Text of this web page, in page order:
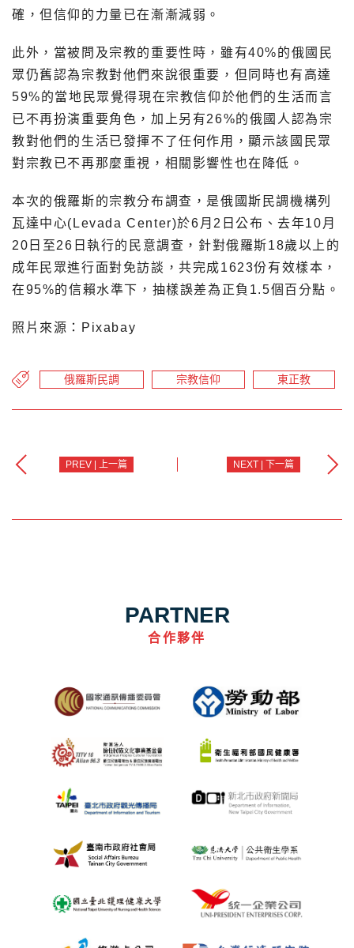
確，但信仰的力量已在漸漸減弱。
此外，當被問及宗教的重要性時，雖有40%的俄國民
眾仍舊認為宗教對他們來說很重要，但同時也有高達
59%的當地民眾覺得現在宗教信仰於他們的生活而言
已不再扮演重要角色，加上另有26%的俄國人認為宗
教對他們的生活已發揮不了任何作用，顯示該國民眾
對宗教已不再那麼重視，相關影響性也在降低。
本次的俄羅斯的宗教分布調查，是俄國斯民調機構列
瓦達中心(Levada Center)於6月2日公布、去年10月
20日至26日執行的民意調查，針對俄羅斯18歲以上的
成年民眾進行面對免訪談，共完成1623份有效樣本，
在95%的信賴水準下，抽樣誤差為正負1.5個百分點。
照片來源：Pixabay
俄羅斯民調 宗教信仰 東正教
PREV | 上一篇 NEXT | 下一篇
PARTNER
合作夥伴